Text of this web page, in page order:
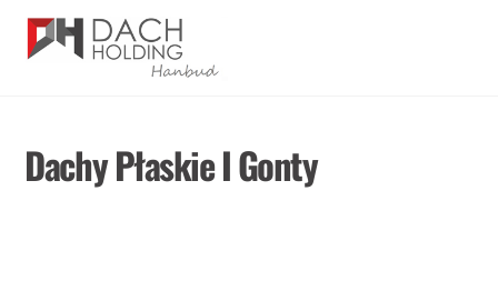
Skip
Dachy Płaskie I Gonty